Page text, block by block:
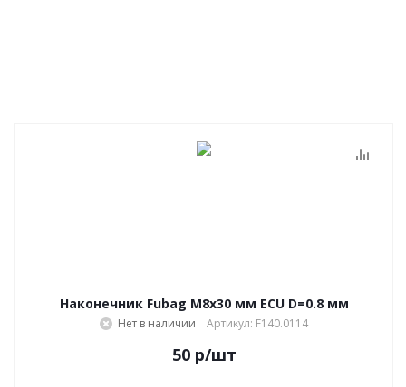
Наконечник Fubag M8х30 мм ECU D=0.8 мм
Нет в наличии Артикул: F140.0114
50р/шт